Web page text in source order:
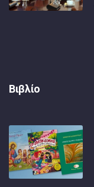
Βιβλίο